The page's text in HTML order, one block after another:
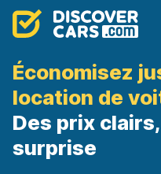
Économisez
location de
Des prix
surprise